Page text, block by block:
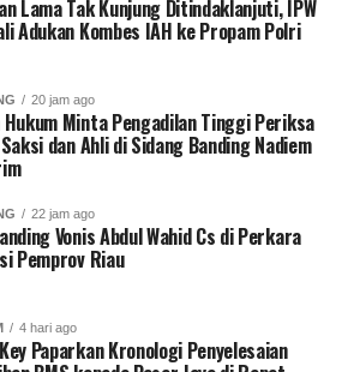
lupa subscribe dan like di
Instagram dan Tik Tok.Terima
BNPB JABAR
CIREBON
(SUMBER - BNPB JABAR)
ILEGAL
Hewan Kurban Aman
Lama Tak Kunjung Ditindaklanjuti, IPW
Adukan Kombes IAH ke Propam Polri
20 jam ago
Hukum Minta Pengadilan Tinggi Periksa
dan Ahli di Sidang Banding Nadiem
22 jam ago
Vonis Abdul Wahid Cs di Perkara
Pemprov Riau
4 hari ago
Paparkan Kronologi Penyelesaian